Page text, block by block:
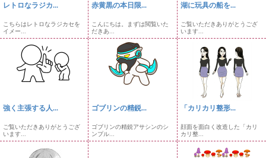
レトロなラジカ...
こちらはレトロなラジカセを
イメー...
赤黄黒の本日限...
こんにちは。まずは閲覧いた
だきあ...
湖に玩具の船を...
ご覧いただきありがとうござ
います...
強く主張する人...
ご覧いただきありがとうござ
います...
ゴブリンの精鋭...
ゴブリンの精鋭アサシンのシ
ンプル...
「カリカリ整形...
顔面を面白く改造した「カリ
カリ整...